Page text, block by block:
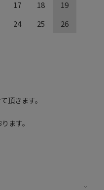
17 18
19
24 25
26
頂きます。
ます。